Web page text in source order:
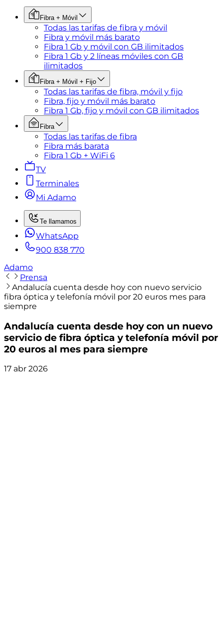
Fibra + Móvil
Todas las tarifas de fibra y móvil
Fibra y móvil más barato
Fibra 1 Gb y móvil con GB ilimitados
Fibra 1 Gb y 2 líneas móviles con GB
ilimitados
Fibra + Móvil + Fijo
Todas las tarifas de fibra, móvil y fijo
Fibra, fijo y móvil más barato
Fibra 1 Gb, fijo y móvil con GB ilimitados
Fibra
Todas las tarifas de fibra
Fibra más barata
Fibra 1 Gb + WiFi 6
TV
Terminales
Mi Adamo
Te llamamos
WhatsApp
900 838 770
Adamo
Prensa
Andalucía cuenta desde hoy con nuevo servicio
fibra óptica y telefonía móvil por 20 euros mes para
siempre
Andalucía cuenta desde hoy con un nuevo
servicio de fibra óptica y telefonía móvil por
20 euros al mes para siempre
17 abr 2026